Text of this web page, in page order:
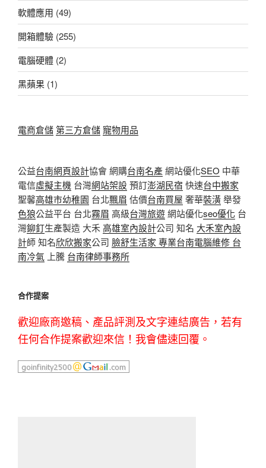
軟體應用 (49)
開箱體驗 (255)
電腦硬體 (2)
黑蘋果 (1)
電商倉儲第三方倉儲寵物用品
公益台南網頁設計協會 網購台南名產網站優化SEO 中華
電信虛擬主機 台灣網站架設預訂澎湖民宿 快速台中搬家
聖馨高雄市幼稚園 台北飄眉 估價台南買屋 奢華裝潢舉發
色狼公益平台 台北霧眉 高級台灣旅遊網站優化seo優化 台
灣鉚釘生產製造 大禾高雄室內設計公司 知名 大禾室內設
計師 知名欣欣搬家公司 臉舒生活家 專業台南電腦維修 台
南冷氣 上騰 台南律師事務所
合作提案
歡迎廠商邀稿、產品評測及文字連結廣告，若有
任何合作提案歡迎來信！我會儘速回覆。